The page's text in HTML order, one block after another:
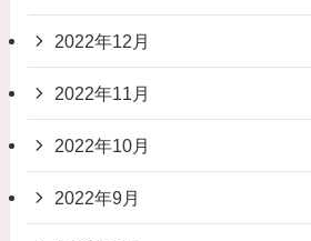
2022年12月
2022年11月
2022年10月
2022年9月